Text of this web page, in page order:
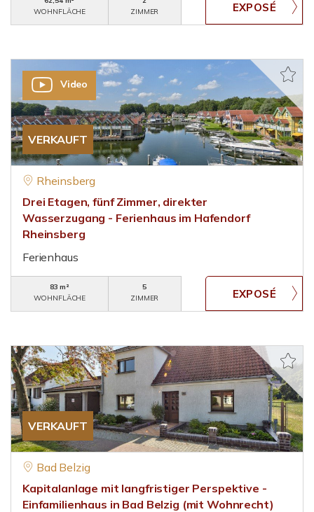
WOHNFLÄCHE
ZIMMER
VERKAUFT
Video
Rheinsberg
Drei Etagen, fünf Zimmer, direkter
Wasserzugang - Ferienhaus im Hafendorf
Rheinsberg
Ferienhaus
83 m²
WOHNFLÄCHE
5
ZIMMER
VERKAUFT
Bad Belzig
Kapitalanlage mit langfristiger Perspektive -
Einfamilienhaus in Bad Belzig (mit Wohnrecht)